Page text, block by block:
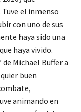
Tuve el inmenso
con uno de sus
haya sido una
haya vivido.
Michael Buffer a
buen
animando en